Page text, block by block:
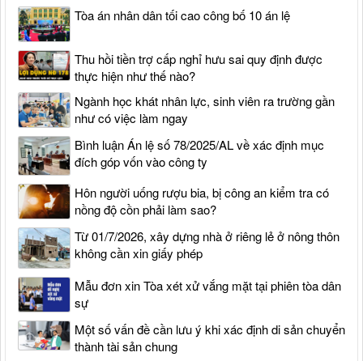
Tòa án nhân dân tối cao công bố 10 án lệ
Thu hồi tiền trợ cấp nghỉ hưu sai quy định được
thực hiện như thế nào?
Ngành học khát nhân lực, sinh viên ra trường gần
như có việc làm ngay
Bình luận Án lệ số 78/2025/AL về xác định mục
đích góp vốn vào công ty
Hôn người uống rượu bia, bị công an kiểm tra có
nồng độ cồn phải làm sao?
Từ 01/7/2026, xây dựng nhà ở riêng lẻ ở nông thôn
không cần xin giấy phép
Mẫu đơn xin Tòa xét xử vắng mặt tại phiên tòa dân
sự
Một số vấn đề cần lưu ý khi xác định di sản chuyển
thành tài sản chung